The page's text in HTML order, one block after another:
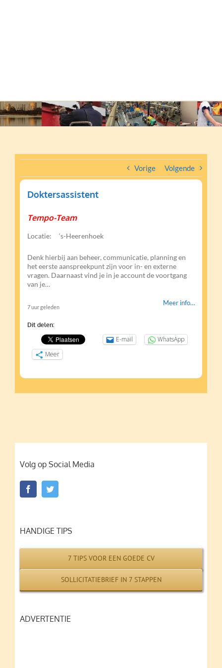
Vorige Volgende
Doktersassistent
Tempo-Team
Locatie: ‘s-Heerenhoek
Denk hierbij aan beheer, communicatie, planning en
het eerste aanspreekpunt zijn voor in- en externe
vragen. Daarnaast vind je in je account de voortgang
van je…
Meer info…
7 uur geleden
Dit delen:
E-mail
WhatsApp
Meer
Volg op Social Media
HANDIGE TIPS
7 TIPS VOOR EEN GOEDE CV
SOLLICITATIEBRIEF IN 7 STAPPEN
ADVERTENTIE